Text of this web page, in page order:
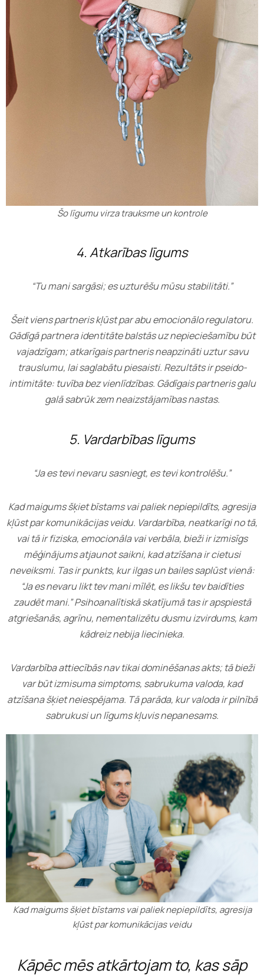
Šo līgumu virza trauksme un kontrole
4. Atkarības līgums
“Tu mani sargāsi; es uzturēšu mūsu stabilitāti.”
Šeit viens partneris kļūst par abu emocionālo regulatoru.
Gādīgā partnera identitāte balstās uz nepieciešamību būt
vajadzīgam; atkarīgais partneris neapzināti uztur savu
trauslumu, lai saglabātu piesaisti. Rezultāts ir pseido-
intimitāte: tuvība bez vienlīdzības. Gādīgais partneris galu
galā sabrūk zem neaizstājamības nastas.
5. Vardarbības līgums
“Ja es tevi nevaru sasniegt, es tevi kontrolēšu.”
Kad maigums šķiet bīstams vai paliek nepiepildīts, agresija
kļūst par komunikācijas veidu. Vardarbība, neatkarīgi no tā,
vai tā ir fiziska, emocionāla vai verbāla, bieži ir izmisīgs
mēģinājums atjaunot saikni, kad atzīšana ir cietusi
neveiksmi. Tas ir punkts, kur ilgas un bailes saplūst vienā:
“Ja es nevaru likt tev mani mīlēt, es likšu tev baidīties
zaudēt mani.” Psihoanalītiskā skatījumā tas ir apspiestā
atgriešanās, agrīnu, nementalizētu dusmu izvirdums, kam
kādreiz nebija liecinieka.
Vardarbība attiecībās nav tikai dominēšanas akts; tā bieži
var būt izmisuma simptoms, sabrukuma valoda, kad
atzīšana šķiet neiespējama. Tā parāda, kur valoda ir pilnībā
sabrukusi un līgums kļuvis nepanesams.
Kad maigums šķiet bīstams vai paliek nepiepildīts, agresija
kļūst par komunikācijas veidu
Kāpēc mēs atkārtojam to, kas sāp